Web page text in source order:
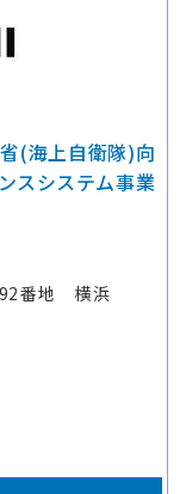
(海上自衛隊)向
スシステム事業
番地 横浜